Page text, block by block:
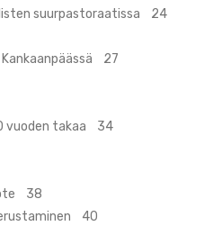
suurpastoraatissa 24
Kankaanpäässä 27
vuoden takaa 34
38
40